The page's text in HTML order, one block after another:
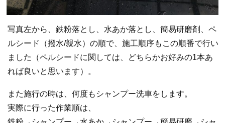
写真左から、鉄粉落とし、水あか落とし、簡易研磨剤、ペ
ルシード（撥水/親水）の順で、施工順序もこの順番で行い
ました（ペルシードに関しては、どちらかお好みの1本あ
れば良いと思います）。
また施行の時は、何度もシャンプー洗車をします。
実際に行った作業順は、